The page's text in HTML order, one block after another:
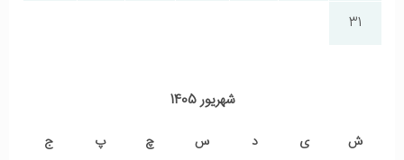
31
شهریور 1405
ش ی د س چ پ ج